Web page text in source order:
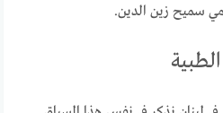
سميح زين الدين.